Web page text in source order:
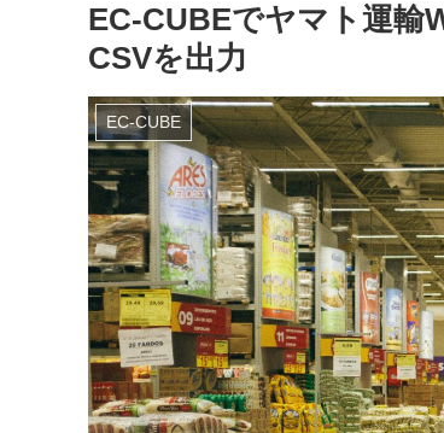
EC-CUBEでヤマト運輸
CSVを出力
EC-CUBE